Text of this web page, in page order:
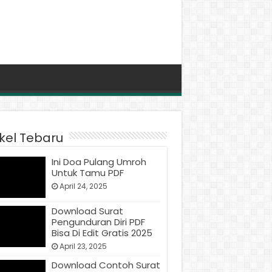
Tebaru
Ini Doa Pulang Umroh
Untuk Tamu PDF
April 24, 2025
Download Surat
Pengunduran Diri PDF
Bisa Di Edit Gratis 2025
April 23, 2025
Download Contoh Surat